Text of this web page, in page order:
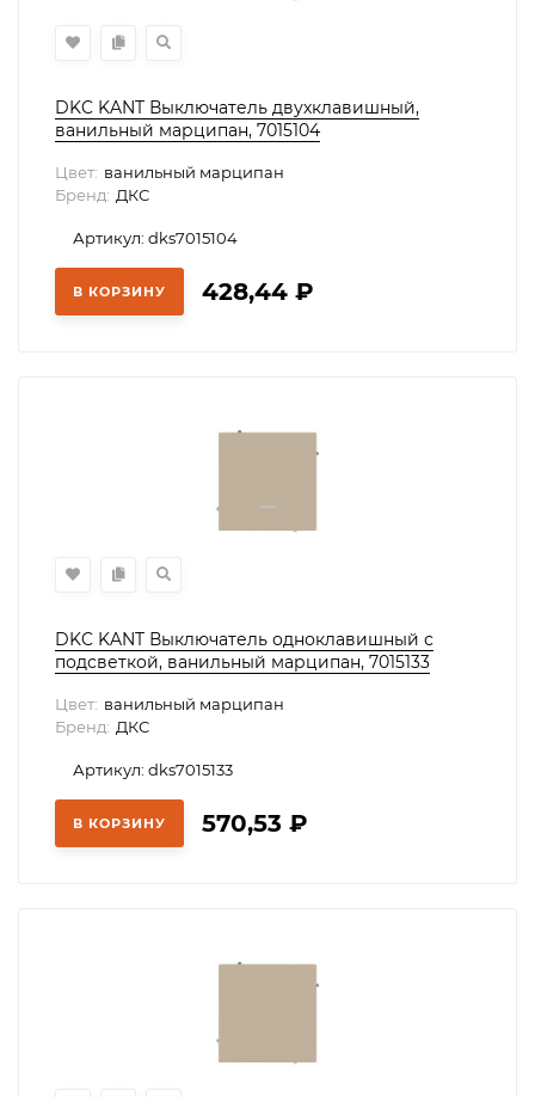
DKC KANT Выключатель двухклавишный,
ванильный марципан, 7015104
Цвет: ванильный марципан
Бренд: ДКС
Артикул: dks7015104
В КОРЗИНУ 428,44 ₽
DKC KANT Выключатель одноклавишный с
подсветкой, ванильный марципан, 7015133
Цвет: ванильный марципан
Бренд: ДКС
Артикул: dks7015133
В КОРЗИНУ 570,53 ₽